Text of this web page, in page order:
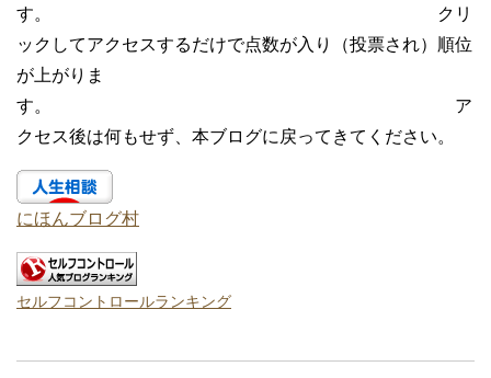
す。 クリ
ックしてアクセスするだけで点数が入り（投票され）順位
が上がりま
す。 ア
クセス後は何もせず、本ブログに戻ってきてください。
にほんブログ村
セルフコントロールランキング